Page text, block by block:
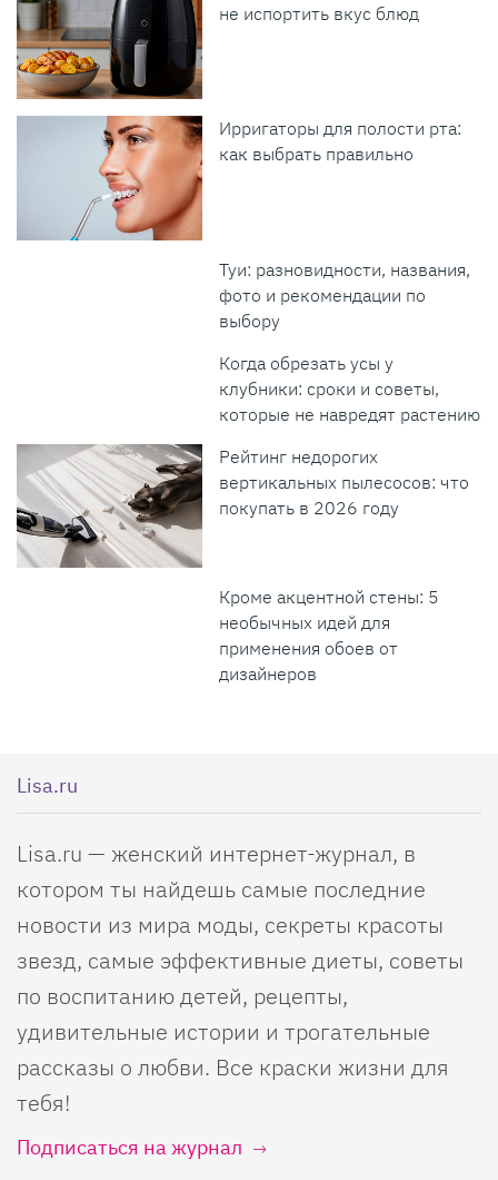
не испортить вкус блюд
Ирригаторы для полости рта:
как выбрать правильно
Туи: разновидности, названия,
фото и рекомендации по
выбору
Когда обрезать усы у
клубники: сроки и советы,
которые не навредят растению
Рейтинг недорогих
вертикальных пылесосов: что
покупать в 2026 году
Кроме акцентной стены: 5
необычных идей для
применения обоев от
дизайнеров
Lisa.ru
Lisa.ru — женский интернет-журнал, в
котором ты найдешь самые последние
новости из мира моды, секреты красоты
звезд, самые эффективные диеты, советы
по воспитанию детей, рецепты,
удивительные истории и трогательные
рассказы о любви. Все краски жизни для
тебя!
Подписаться на журнал